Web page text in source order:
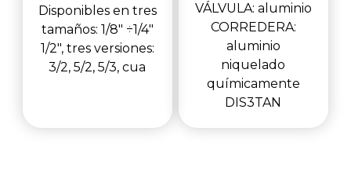
Disponibles en tres
tamaños: 1/8" ÷1/4"
1/2", tres versiones:
3/2, 5/2, 5/3, cua
VÁLVULA: aluminio
CORREDERA:
aluminio
niquelado
químicamente
DIS3TAN